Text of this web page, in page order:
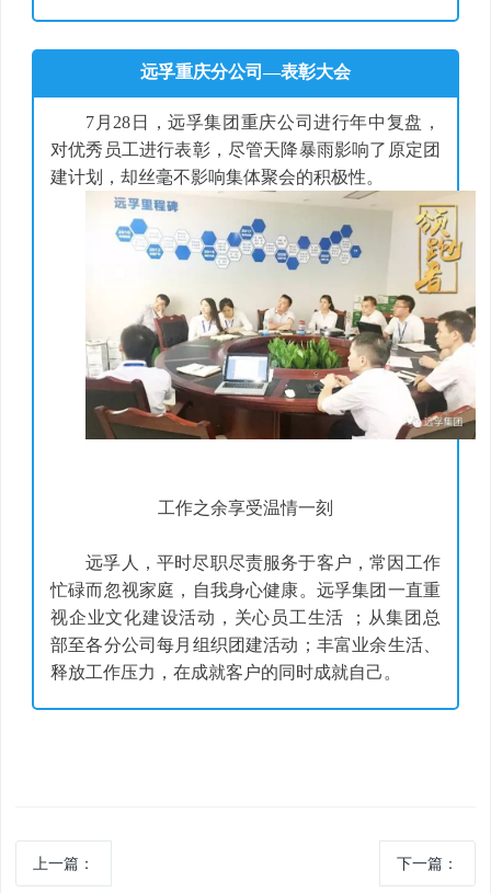
远孚重庆分公司—表彰大会
7月28日，远孚集团重庆公司进行年中复盘，
对优秀员工进行表彰，尽管天降暴雨影响了原定团
建计划，却丝毫不影响集体聚会的积极性。
工作之余享受温情一刻
远孚人，平时尽职尽责服务于客户，常因工作
忙碌而忽视家庭，自我身心健康。远孚集团 一直重
视企业文化建设活动， 关心员工生活 ；从集团总
部至各分公司每月组织团建活动；丰富业余生活、
释放工作压力，在成就客户的同时成就自己。
上一篇： 下一篇：